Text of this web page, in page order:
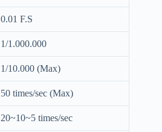
0.01 F.S
1/1.000.000
1/10.000 (Max)
50 times/sec (Max)
20~10~5 times/sec